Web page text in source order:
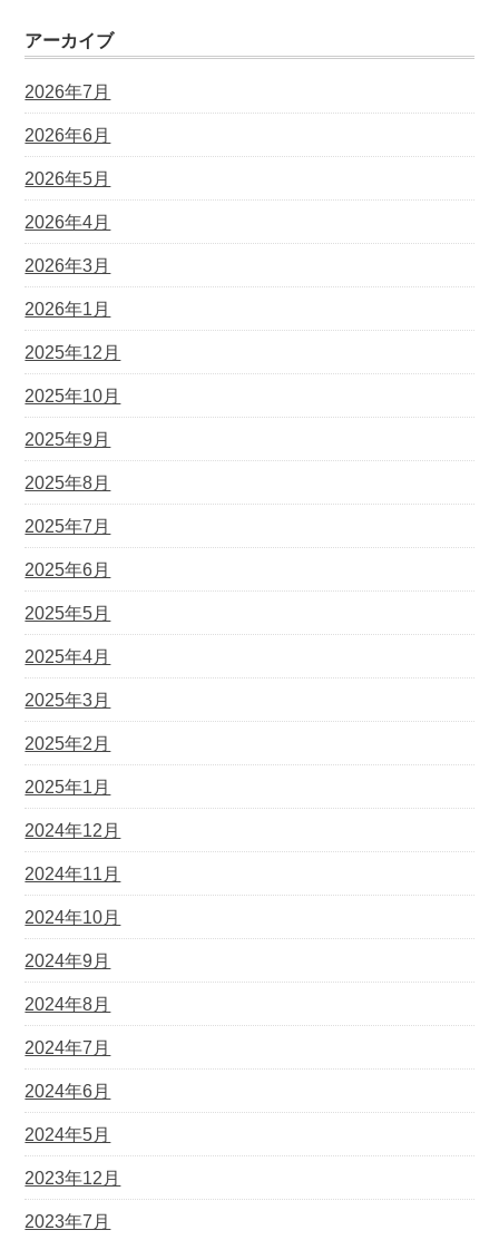
アーカイブ
2026年7月
2026年6月
2026年5月
2026年4月
2026年3月
2026年1月
2025年12月
2025年10月
2025年9月
2025年8月
2025年7月
2025年6月
2025年5月
2025年4月
2025年3月
2025年2月
2025年1月
2024年12月
2024年11月
2024年10月
2024年9月
2024年8月
2024年7月
2024年6月
2024年5月
2023年12月
2023年7月